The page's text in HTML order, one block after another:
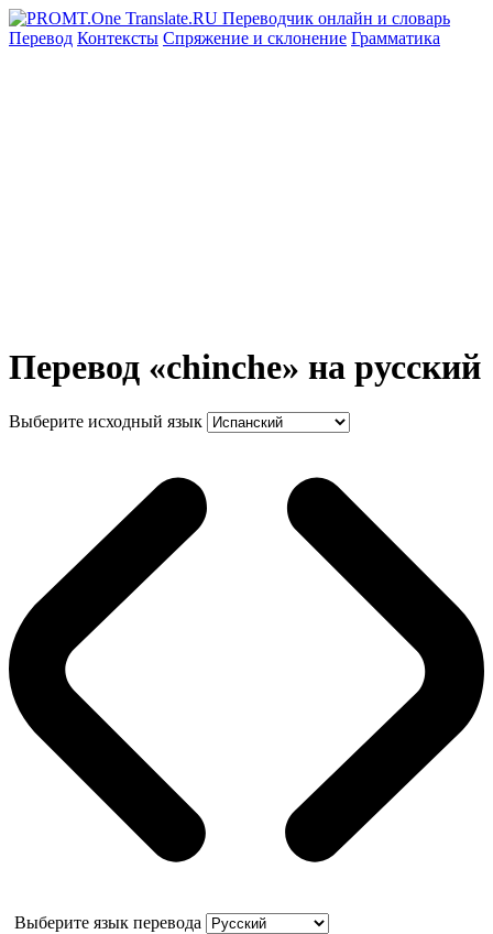
Перевод Контексты Спряжение и склонение Грамматика
Перевод «chinche» на русский
Выберите исходный язык
Выберите язык перевода